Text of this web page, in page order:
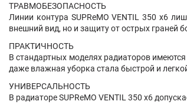
ТРАВМОБЕЗОПАСНОСТЬ
Линии контура SUPReMO VENTIL 350 х6
внешний вид, но и защиту от острых граней
ПРАКТИЧНОСТЬ
В стандартных моделях радиаторов
даже влажная уборка стала быстрой и
УНИВЕРСАЛЬНОСТЬ
В радиаторе SUPReMO VENTIL 350 х6